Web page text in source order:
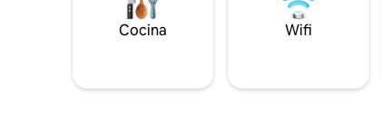
Cocina Wifi